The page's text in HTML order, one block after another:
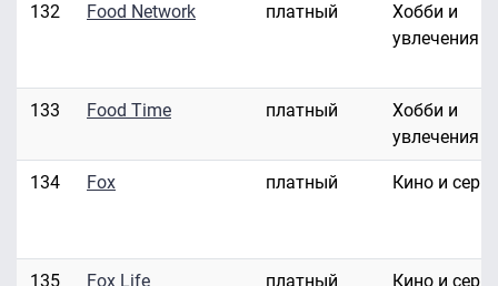
132 Food Network платный
Хобби и
увлечения
133 Food Time платный
Хобби и
увлечения
134 Fox платный Кино и
135 Fox Life платный Кино и